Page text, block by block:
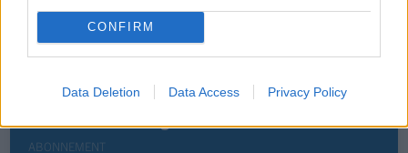
CONFIRM
Data Deletion Data Access Privacy Policy
Leiar
ABONNEMENT